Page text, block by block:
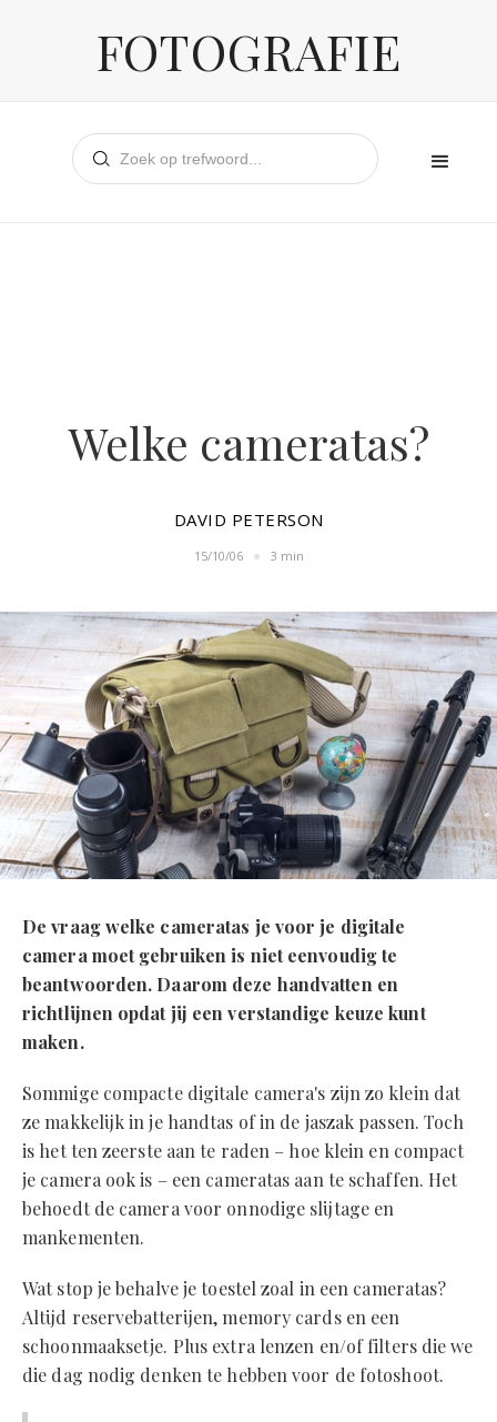
FOTOGRAFIE
Welke cameratas?
DAVID PETERSON
15/10/06 3 min
De vraag welke cameratas je voor je digitale
camera moet gebruiken is niet eenvoudig te
beantwoorden. Daarom deze handvatten en
richtlijnen opdat jij een verstandige keuze kunt
maken.
Sommige compacte digitale camera's zijn zo klein dat
ze makkelijk in je handtas of in de jaszak passen. Toch
is het ten zeerste aan te raden – hoe klein en compact
je camera ook is – een cameratas aan te schaffen. Het
behoedt de camera voor onnodige slijtage en
mankementen.
Wat stop je behalve je toestel zoal in een cameratas?
Altijd reservebatterijen, memory cards en een
schoonmaaksetje. Plus extra lenzen en/of filters die we
die dag nodig denken te hebben voor de fotoshoot.